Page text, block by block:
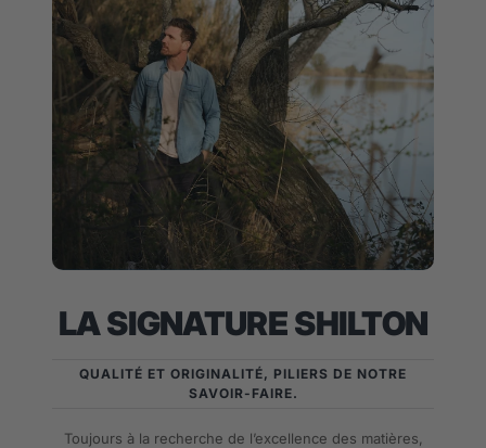
LA SIGNATURE SHILTON
QUALITÉ ET ORIGINALITÉ, PILIERS DE NOTRE
SAVOIR-FAIRE.
Toujours à la recherche de l’excellence des matières,